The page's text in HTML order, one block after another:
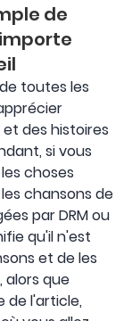
de
toutes les
des histoires
si vous
choses
chansons de
par DRM ou
qu'il n'est
et de les
alors que
de l'article,